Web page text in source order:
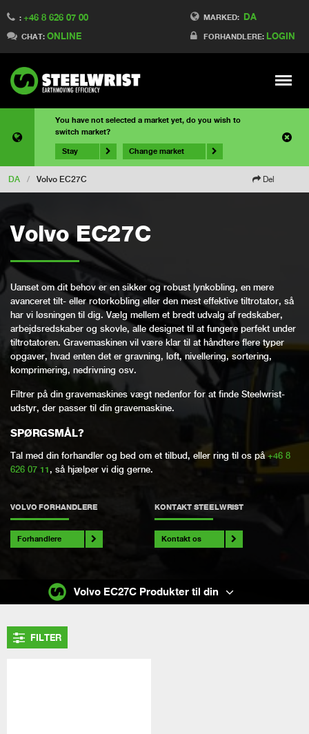
MARKED: DA
FORHANDLERE: LOGIN
: +46 8 626 07 00
CHAT: ONLINE
Meny
You have not selected a market yet, do you wish to
switch market?
Stay Change market
DA / Volvo EC27C Del
Volvo EC27C
Uanset om dit behov er en sikker og robust lynkobling, en mere
avanceret tilt- eller rotorkobling eller den mest effektive tiltrotator, så
har vi løsningen til dig. Vælg mellem et bredt udvalg af redskaber,
arbejdsredskaber og skovle, alle designet til at fungere perfekt under
tiltrotatoren. Gravemaskinen vil være klar til at håndtere flere typer
opgaver, hvad enten det er gravning, løft, nivellering, sortering,
komprimering, nedrivning osv.
Filtrer på din gravemaskines vægt nedenfor for at finde Steelwrist-
udstyr, der passer til din gravemaskine.
SPØRGSMÅL?
Tal med din forhandler og bed om et tilbud, eller ring til os på+46 8
626 07 11, så hjælper vi dig gerne.
VOLVO FORHANDLERE
Forhandlere
KONTAKT STEELWRIST
Kontakt os
FILTER
Volvo EC27C Produkter til din